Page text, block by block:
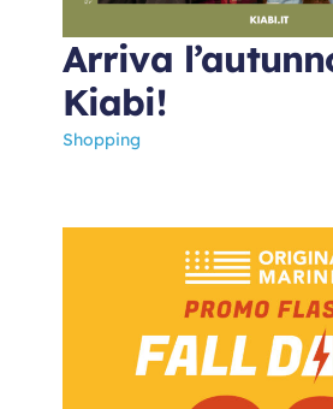
Arriva
Kiabi!
Shopping